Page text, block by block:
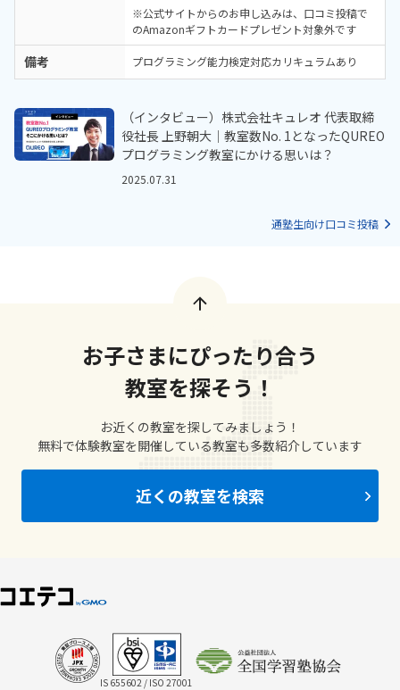
※公式サイトからのお申し込みは、口コミ投稿で
のAmazonギフトカードプレゼント対象外です
備考 プログラミング能力検定対応カリキュラムあり
（インタビュー）株式会社キュレオ 代表取締
役社長 上野朝大｜教室数No. 1となったQUREO
プログラミング教室にかける思いは？
2025.07.31
通塾生向け口コミ投稿
お子さまにぴったり合う
教室を探そう！
お近くの教室を探してみましょう！
無料で体験教室を開催している教室も多数紹介しています
近くの教室を検索
IS 655602 / ISO 27001